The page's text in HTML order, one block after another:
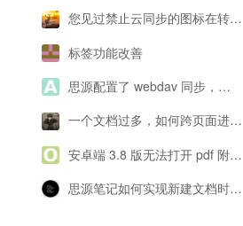
您见过禁止云同步的图标在转圈圈吗
标签功能改善
思源配置了 webdav 同步，为什么一直提示配置有问题呀？
一个文档过多，如何跨页面进行复制
安卓端 3.8 版无法打开 pdf 附件阅读，没有反应看不到内容，导出 pdf 正常
思源笔记如何实现新建文档时根据特定关键词的文档标题，自动添加特定的数据库